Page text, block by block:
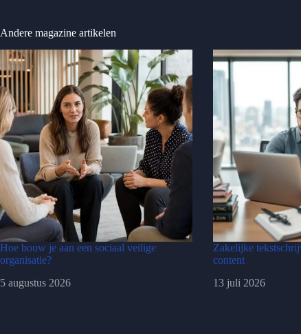
Andere magazine artikelen
Hoe bouw je aan een sociaal veilige
organisatie?
5 augustus 2026
Zakelijke
content
13 juli 2026